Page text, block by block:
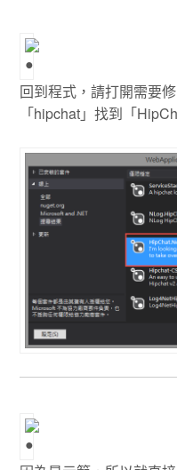
回到程式，請打開需要
「hipchat」找到「